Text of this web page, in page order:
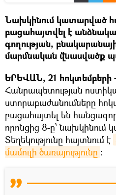
Նախկինում կատարված
բացահայտվել է
գողության,
մարմնական վնասվածք
ԵՐԵՎԱՆ, 21 հոկտեմբերի
Հանրապետության
ստորաբաժանումները
բացահայտել են
որոնցից 8-ը՝ նախկինում
Տեղեկությունը հայտնում է
մամուլի ծառայությունը ։